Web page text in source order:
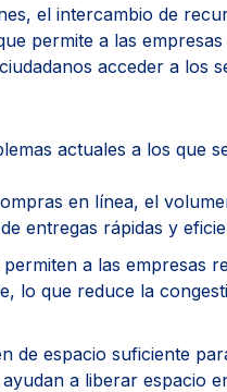
el intercambio de
permite a las
acceder a los
actuales a los que
en línea, el
entregas rápidas y
a las empresas
lo que reduce la
de espacio suficiente
a liberar espacio